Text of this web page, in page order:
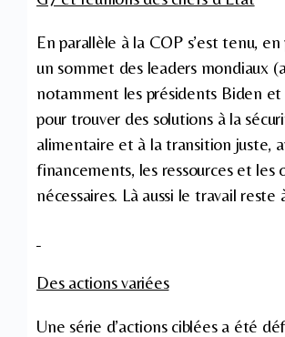
En parallèle à la COP s’est tenu, en
un sommet des leaders mondiaux
notamment les présidents Biden
pour trouver des solutions à la
alimentaire et à la transition juste,
financements, les ressources et les
nécessaires. Là aussi le travail reste
Des actions variées
Une série d’actions ciblées a été